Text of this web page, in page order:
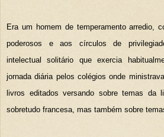
Era um homem de temperamento arredio,
poderosos e aos círculos de
intelectual solitário que exercia
jornada diária pelos colégios onde
livros editados versando sobre temas da
sobretudo francesa, mas também sobre